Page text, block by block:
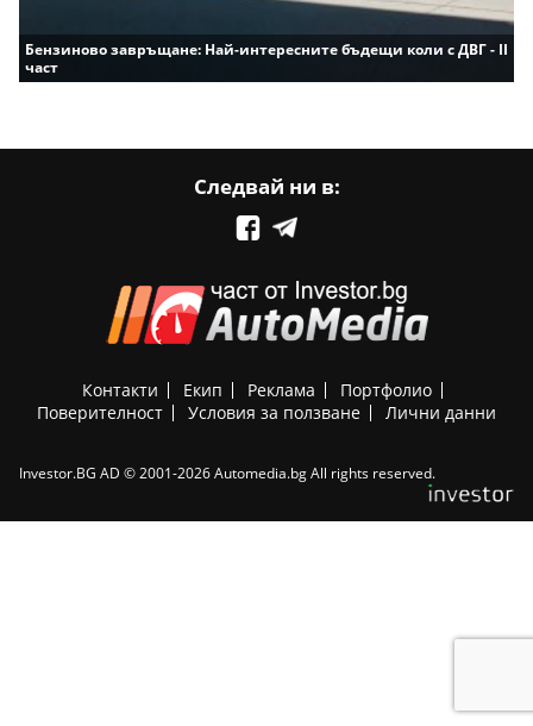
Бензиново завръщане: Най-интересните бъдещи коли с ДВГ - II
част
Следвай ни в:
Контакти Екип Реклама
Портфолио
Поверителност
Условия за ползване Лични данни
Investor.BG AD © 2001-2026 Automedia.bg All rights reserved.